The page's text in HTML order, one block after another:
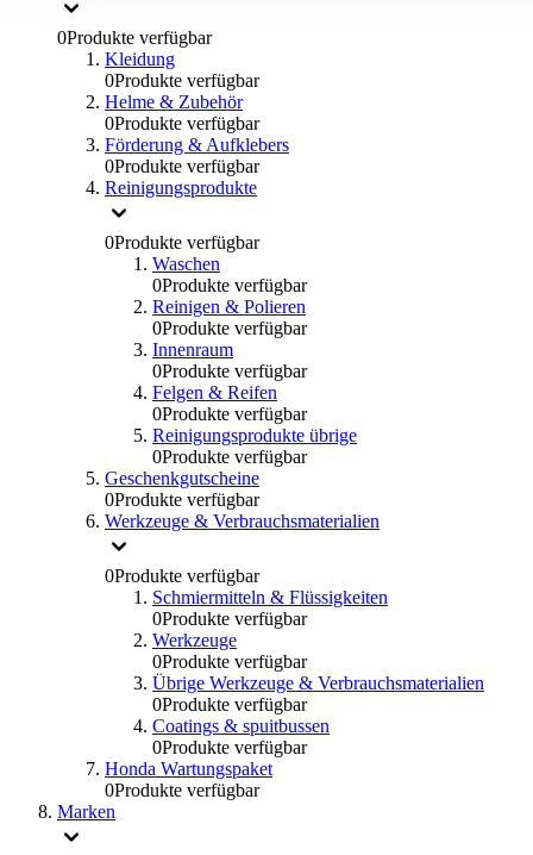
0Produkte verfügbar
Kleidung
0Produkte verfügbar
Helme & Zubehör
0Produkte verfügbar
Förderung & Aufklebers
0Produkte verfügbar
Reinigungsprodukte
0Produkte verfügbar
Waschen
0Produkte verfügbar
Reinigen & Polieren
0Produkte verfügbar
Innenraum
0Produkte verfügbar
Felgen & Reifen
0Produkte verfügbar
Reinigungsprodukte übrige
0Produkte verfügbar
Geschenkgutscheine
0Produkte verfügbar
Werkzeuge & Verbrauchsmaterialien
0Produkte verfügbar
Schmiermitteln & Flüssigkeiten
0Produkte verfügbar
Werkzeuge
0Produkte verfügbar
Übrige Werkzeuge & Verbrauchsmaterialien
0Produkte verfügbar
Coatings & spuitbussen
0Produkte verfügbar
Honda Wartungspaket
0Produkte verfügbar
Marken